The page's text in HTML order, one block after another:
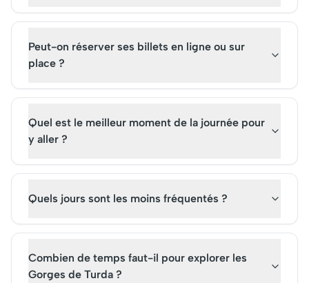
Peut-on réserver ses billets en ligne ou sur
place ?
Quel est le meilleur moment de la journée pour
y aller ?
Quels jours sont les moins fréquentés ?
Combien de temps faut-il pour explorer les
Gorges de Turda ?